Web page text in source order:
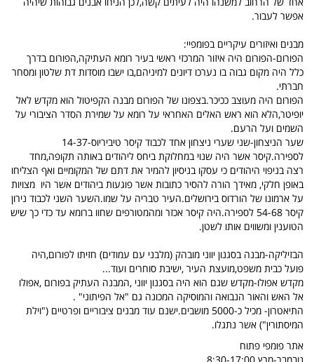
אפשר לעבור.
מבנים ואיזורים עיקריים בפומפיי:
הפורום-הפורום היה איזור המרכזי ראשי בעיר רומא העתיקה,הפורום בדרך
כלל היה מקום גבוה בו נערכו דיונים למיניהם,בו ישבו מוסדות דת שלטון ומסחר
חברתי.
הפורום היה מעוצב ככיכר.בצפונו של הפורום מבנה הקפיטול הוא מקדש לאל
יופיטר,הלא הוא ראש האלים האחראי על רומא על שמירת הסדר הציבורי על
השמים ועל הרעם.
שער הניצחון-שני שערי ניצחון אחד לכבוד קיסר טיביריוס-14-37
לספירה.קיסר אשר היה שנוי במחלוקת ביחס ליהודים באותה תקופה,מחד
רצה בניפוי היהודים כי עסקו בניסיון להמיר את דתם של המקומיים ואף הצליחו
באופן חלקי, מאידך הורה להסיר כתובות אשר פוגעות ביהודים אשר היו מצויות
על ארמונו של הורדוס בירושלים.העיר טבריה על שמו.השער השני לכבוד נירון
קיסר 54-68 לספירה.היה קיסר אכזר ומהמטורפים שחוו ברומא עד כדי כך שיש
הטוענין ומשווים אותו לשטן.
הבזיליקה-מבנה בסגנון יווני מובהק (מלבני עם עמודים) חזיתו לפורום,היה
פועל כבית משפט,מועצת העיר ,ישיבת סוחרים ועוד...
מקדש אפולו-מקדש שגם הוא היה בסגנון יווני ,המבנה העתיק בפורום ,אפולו
אל האש והאור הנבואה והמוסיקה המכונה גם "אל הפיתוני" .
התיאטרון- מכיל כ-5000 מושבים.ישנם עוד מבנים ציבוריים ופרטיים ("וילת
המיסתורין") אשר נתגלו.
אתר פומפי פתוח
נובמבר-מרץ 8:30-17:00